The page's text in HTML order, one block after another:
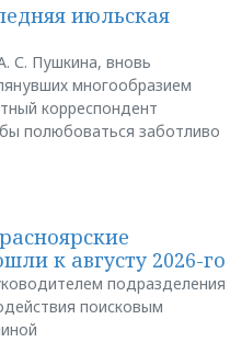
июльская
С. Пушкина, вновь
многообразием
корреспондент
полюбоваться заботливо
к августу 2026-го
подразделения
поисковым